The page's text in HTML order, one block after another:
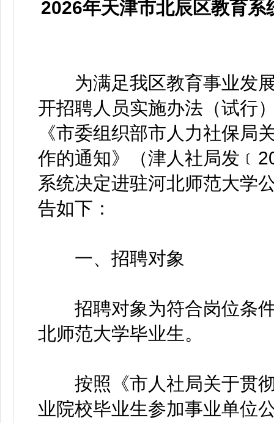
2026年天津市北辰区教育
为满足我区教育事业发展
开招聘人员实施办法（试行
《市委组织部市人力社保局
作的通知》（津人社局发
系统决定进驻河北师范大学
告如下：
一、招聘对象
招聘对象为符合岗位条件
北师范大学毕业生。
按照《市人社局关于贯彻
业院校毕业生参加事业单位